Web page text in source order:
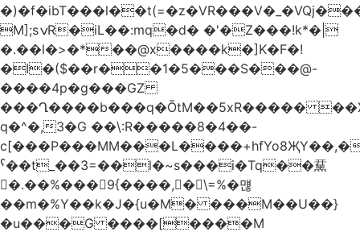
M];sݍR�iL��:mq�d� �'�Z���!k*�|
�.��l�>�*��@x����k�]K�F�!
�I�($��r��1�5���S���@-
����4p�g���GZ
���Ղ����b���q�ÕtM��5xR�����
q�^�,3�G ��\:R�����8�4��-
c[���P���MM���L����+hfYo8ҖY��,�
ˁ��t_��3=��l�~s���i�Tq��䵤
�.��%��� 9{����, �\=%�먢
��m�%Y��k�J�{u�M� ���M��U��}
�u���G ����[����M